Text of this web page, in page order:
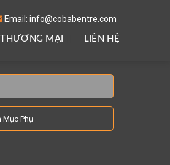
Email: info@cobabentre.com
THƯƠNG MẠI LIÊN HỆ